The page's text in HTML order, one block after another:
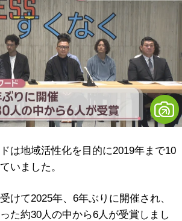
は地域活性化を目的に2019年まで10
いました。
けて2025年、6年ぶりに開催され、
た約30人の中から6人が受賞しまし